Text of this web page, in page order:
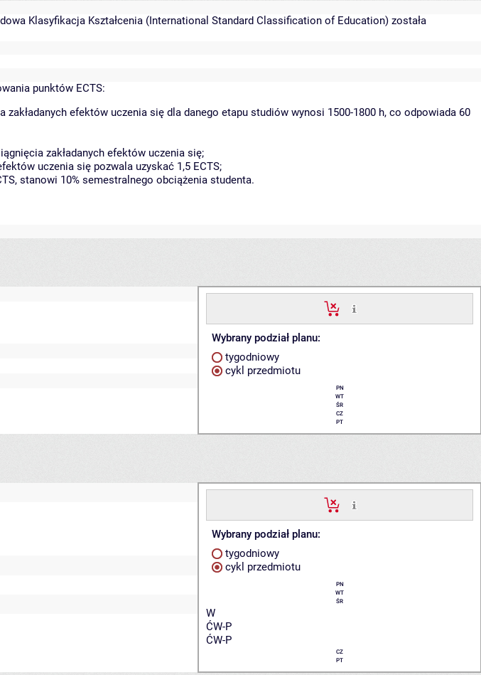
Klasyfikacja Kształcenia (International Standard Classification of Education) została
punktów ECTS:
efektów uczenia się dla danego etapu studiów wynosi 1500-1800 h, co odpowiada 60
zakładanych efektów uczenia się;
uczenia się pozwala uzyskać 1,5 ECTS;
stanowi 10% semestralnego obciążenia studenta.
Wybrany podział planu:
tygodniowy
cykl przedmiotu
PN
WT
ŚR
CZ
PT
Wybrany podział planu:
tygodniowy
cykl przedmiotu
PN
WT
ŚR
W
ĆW-P
ĆW-P
CZ
PT